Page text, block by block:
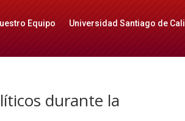
Equipo Universidad Santiago de Cali
durante la